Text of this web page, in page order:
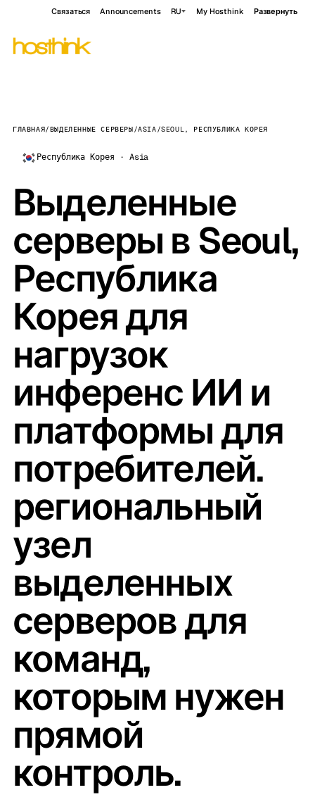
Связаться Announcements RU My Hosthink Развернуть
ГЛАВНАЯ/ВЫДЕЛЕННЫЕ СЕРВЕРЫ/ASIA/SEOUL, РЕСПУБЛИКА КОРЕЯ
Республика Корея · Asia
Выделенные
серверы в Seoul,
Республика
Корея для
нагрузок
инференс ИИ и
платформы для
потребителей.
региональный
узел
выделенных
серверов для
команд,
которым нужен
прямой
контроль.